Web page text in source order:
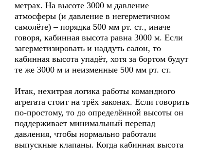
метрах. На высоте 3000 м давление
атмосферы (и давление в негерметичном
самолёте) – порядка 500 мм рт. ст., иначе
говоря, кабинная высота равна 3000 м. Если
загерметизировать и наддуть салон, то
кабинная высота упадёт, хотя за бортом будут
те же 3000 м и неизменные 500 мм рт. ст.
Итак, нехитрая логика работы командного
агрегата стоит на трёх законах. Если говорить
по-простому, то до определённой высоты он
поддерживает минимальный перепад
давления, чтобы нормально работали
выпускные клапаны. Когда кабинная высота